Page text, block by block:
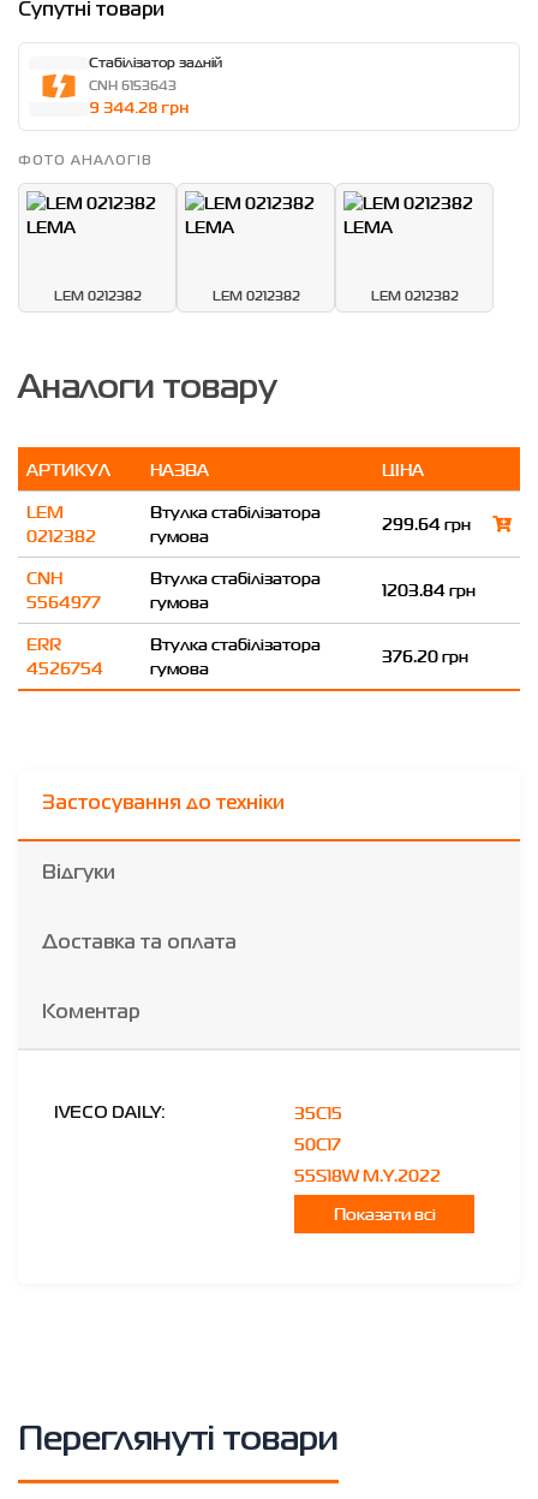
Супутні товари
Стабілізатор задній
CNH 6153643
9 344.28 грн
ФОТО АНАЛОГІВ
LEM 0212382 LEM 0212382 LEM 0212382
Аналоги товару
АРТИКУЛ НАЗВА
ЦІНА
LEM
0212382
Втулка стабілізатора
гумова
299.64 грн
CNH
5564977
Втулка стабілізатора
гумова
1203.84 грн
ERR
4526754
Втулка стабілізатора
гумова
376.20 грн
Застосування до техніки
Відгуки
Доставка та оплата
Коментар
IVECO DAILY:
35C15
50C17
55S18W M.Y.2022
Показати всі
Переглянуті товари